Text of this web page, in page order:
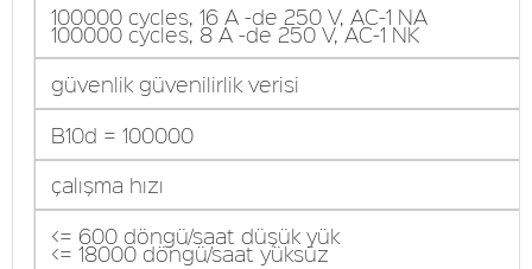
100000 cycles, 16 A -de 250 V, AC-1 NA
100000 cycles, 8 A -de 250 V, AC-1 NK
güvenlik güvenilirlik verisi
B10d = 100000
çalışma hızı
<= 600 döngü/saat düşük yük
<= 18000 döngü/saat yüksüz